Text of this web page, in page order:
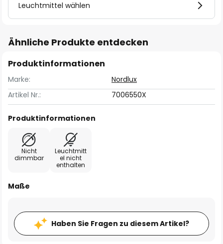
Leuchtmittel wählen
Ähnliche Produkte entdecken
Produktinformationen
Marke:
Nordlux
Artikel Nr.:
7006550X
Produktinformationen
Nicht
dimmbar
Leuchtmitt
el nicht
enthalten
Maße
Haben Sie Fragen zu diesem Artikel?